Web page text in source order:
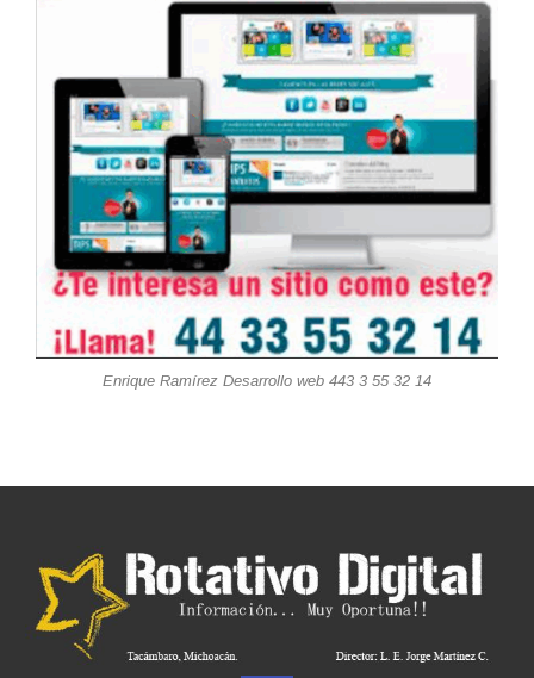
Enrique Ramírez Desarrollo web 443 3 55 32 14